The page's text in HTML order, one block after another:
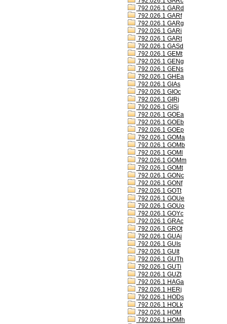
792.026.1 GARd
792.026.1 GARf
792.026.1 GARg
792.026.1 GARi
792.026.1 GARt
792.026.1 GASd
792.026.1 GEMt
792.026.1 GENg
792.026.1 GENs
792.026.1 GHEa
792.026.1 GIAs
792.026.1 GIOc
792.026.1 GIRj
792.026.1 GISi
792.026.1 GOEa
792.026.1 GOEb
792.026.1 GOEp
792.026.1 GOMa
792.026.1 GOMb
792.026.1 GOMl
792.026.1 GOMm
792.026.1 GOMt
792.026.1 GONc
792.026.1 GONf
792.026.1 GOTt
792.026.1 GOUe
792.026.1 GOUo
792.026.1 GOYc
792.026.1 GRAc
792.026.1 GROt
792.026.1 GUAi
792.026.1 GUIs
792.026.1 GUIt
792.026.1 GUTh
792.026.1 GUTi
792.026.1 GUZt
792.026.1 HAGa
792.026.1 HERj
792.026.1 HODs
792.026.1 HOLk
792.026.1 HOM
792.026.1 HOMh